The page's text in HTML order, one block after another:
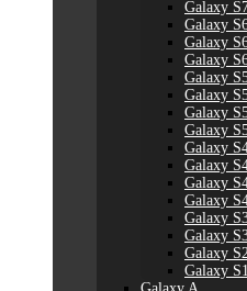
Galaxy
Galaxy
Galaxy
Galaxy
Galaxy
Galaxy
Galaxy
Galaxy
Galaxy
Galaxy
Galaxy
Galaxy
Galaxy
Galaxy
Galaxy
Galaxy